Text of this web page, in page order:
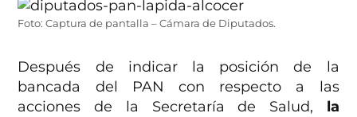
Foto: Captura de pantalla – Cámara de Diputados.
Después de indicar la posición de la
bancada del PAN con respecto a las
acciones de la Secretaría de Salud, la